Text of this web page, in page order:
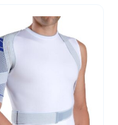
€ 59,95.€ 49,95.